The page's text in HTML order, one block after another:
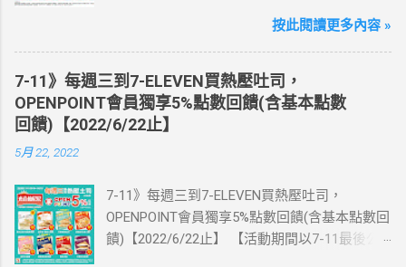
國上網卡 方便、快速、享買一送一優惠！ > 實
送王品集團300元即享券。 (出國開通啟用後回
活動網站登錄 【點我登錄】 ) > eSIM出國上網
卡：好康升級！購買eSIM「吃到飽」方案；即
送同天數「吃到飽」方案。 (例：買1張日本5天
來超商買省錢又方便💰 ·活動詳情：好康優惠看
這邊 【點我看好康優惠】 ·eSIM ibon 購買教學
【點我觀看教學】 📲 全球上網首選，速度穩
按此閱讀更多內容 »
7-11》每週三到7-ELEVEN買熱壓吐司，
OPENPOINT會員獨享5%點數回饋(含基本點數
回饋)【2022/6/22止】
5月 22, 2022
7-11》每週三到7-ELEVEN買熱壓吐司，
OPENPOINT會員獨享5%點數回饋(含基本點數回
饋)【2022/6/22止】 【活動期間以7-11最後公